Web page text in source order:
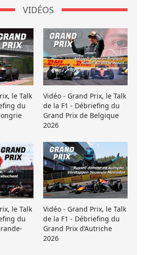
VIDÉOS
le Talk
du
Vidéo - Grand Prix, le Talk
de la F1 - Débriefing du
Grand Prix de Belgique
2026
le Talk
du
Vidéo - Grand Prix, le Talk
de la F1 - Débriefing du
Grand Prix d’Autriche
2026